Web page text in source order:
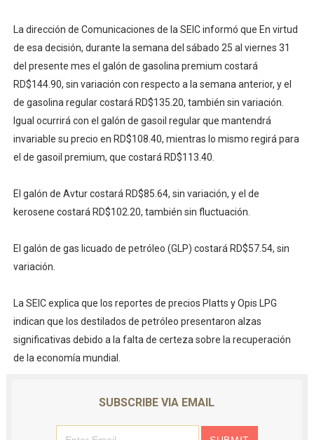
La dirección de Comunicaciones de la SEIC informó que En virtud
de esa decisión, durante la semana del sábado 25 al viernes 31
del presente mes el galón de gasolina premium costará
RD$144.90, sin variación con respecto a la semana anterior, y el
de gasolina regular costará RD$135.20, también sin variación.
Igual ocurrirá con el galón de gasoil regular que mantendrá
invariable su precio en RD$108.40, mientras lo mismo regirá para
el de gasoil premium, que costará RD$113.40.
El galón de Avtur costará RD$85.64, sin variación, y el de
kerosene costará RD$102.20, también sin fluctuación.
El galón de gas licuado de petróleo (GLP) costará RD$57.54, sin
variación.
La SEIC explica que los reportes de precios Platts y Opis LPG
indican que los destilados de petróleo presentaron alzas
significativas debido a la falta de certeza sobre la recuperación
de la economía mundial.
SUBSCRIBE VIA EMAIL